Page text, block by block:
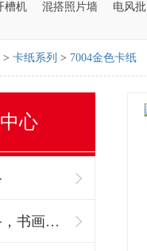
槽机 混搭照片墙 电风批
> 卡纸系列 > 7004金色卡纸
心
书画装裱设备，书画装裱机